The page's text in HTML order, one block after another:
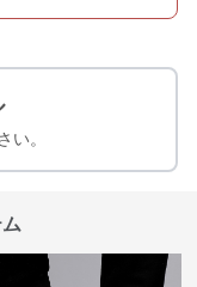
い。